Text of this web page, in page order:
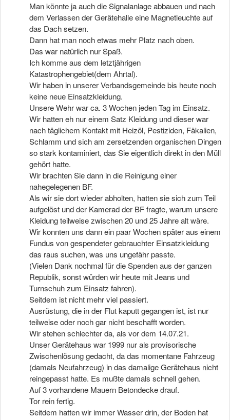
Man könnte ja auch die Signalanlage abbauen und nach
dem Verlassen der Gerätehalle eine Magnetleuchte auf
das Dach setzen.
Dann hat man noch etwas mehr Platz nach oben.
Das war natürlich nur Spaß.
Ich komme aus dem letztjährigen
Katastrophengebiet(dem Ahrtal).
Wir haben in unserer Verbandsgemeinde bis heute noch
keine neue Einsatzkleidung.
Unsere Wehr war ca. 3 Wochen jeden Tag im Einsatz.
Wir hatten eh nur einem Satz Kleidung und dieser war
nach täglichem Kontakt mit Heizöl, Pestiziden, Fäkalien,
Schlamm und sich am zersetzenden organischen Dingen
so stark kontaminiert, das Sie eigentlich direkt in den Müll
gehört hatte.
Wir brachten Sie dann in die Reinigung einer
nahegelegenen BF.
Als wir sie dort wieder abholten, hatten sie sich zum Teil
aufgelöst und der Kamerad der BF fragte, warum unsere
Kleidung teilweise zwischen 20 und 25 Jahre alt wäre.
Wir konnten uns dann ein paar Wochen später aus einem
Fundus von gespendeter gebrauchter Einsatzkleidung
das raus suchen, was uns ungefähr passte.
(Vielen Dank nochmal für die Spenden aus der ganzen
Republik, sonst würden wir heute mit Jeans und
Turnschuh zum Einsatz fahren).
Seitdem ist nicht mehr viel passiert.
Ausrüstung, die in der Flut kaputt gegangen ist, ist nur
teilweise oder noch gar nicht beschafft worden.
Wir stehen schlechter da, als vor dem 14.07.21.
Unser Gerätehaus war 1999 nur als provisorische
Zwischenlösung gedacht, da das momentane Fahrzeug
(damals Neufahrzeug) in das damalige Gerätehaus nicht
reingepasst hatte. Es mußte damals schnell gehen.
Auf 3 vorhandene Mauern Betondecke drauf.
Tor rein fertig.
Seitdem hatten wir immer Wasser drin, der Boden hat